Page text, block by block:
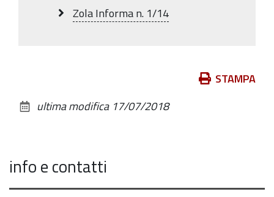
dimensioni Zola Informa n. 1/14
documento
STAMPA
ultima modifica 17/07/2018
info e contatti